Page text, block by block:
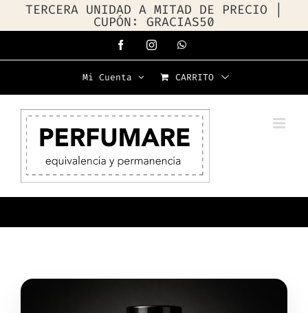
TERCERA UNIDAD A MITAD DE PRECIO |
CUPÓN: GRACIAS50
al
FacebookInstagramWhatsApp
Mi Cuenta CARRITO